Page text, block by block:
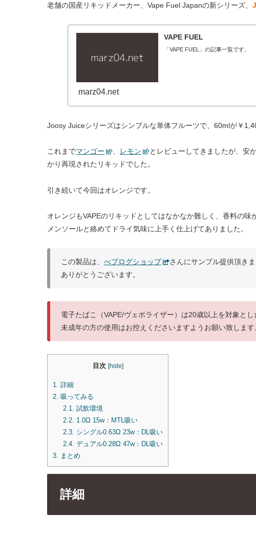
老舗の国産リキッドメーカー、Vape Fuel Japanの新シリーズ、
VAPE FUEL
「VAPE FUEL」の記事一覧です。
marz04.net
Joosy Juiceシリーズはシンプルな単体フルーツで、60mlが￥
これまでマンゴー 、 レモン
とレビューしてきましたが、安
かり再現されたリキッドでした。
引き続いて今回はオレンジです。
オレンジもVAPEのリキッドとしてはなかなか難しく、香料の味
メンソールと絡めてドライ気味に上手く仕上げてありました。
この製品は、 べプログショップ
さんにサンプル提供頂きま
ありがとうございます。
電子たばこ（VAPE/ヴェポライザー）は20歳以上を対象とし
未成年の方の使用はお控えくださいますようお願い致します
目次 [hide]
1.
詳細
2. 吸ってみる
2.1.
試飲環境
2.2. 1.0Ω 15w：MTL吸い
2.3. シングル0.63Ω 23w：DL吸い
2.4. デュアル0.28Ω 47w：DL吸い
3.
まとめ
詳細